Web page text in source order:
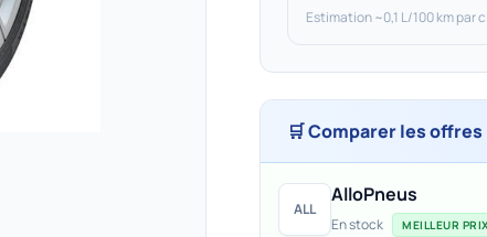
Estimation ~0,1 L/100 km par
🛒 Comparer les offres
ALL
AlloPneus
En stock MEILLEUR